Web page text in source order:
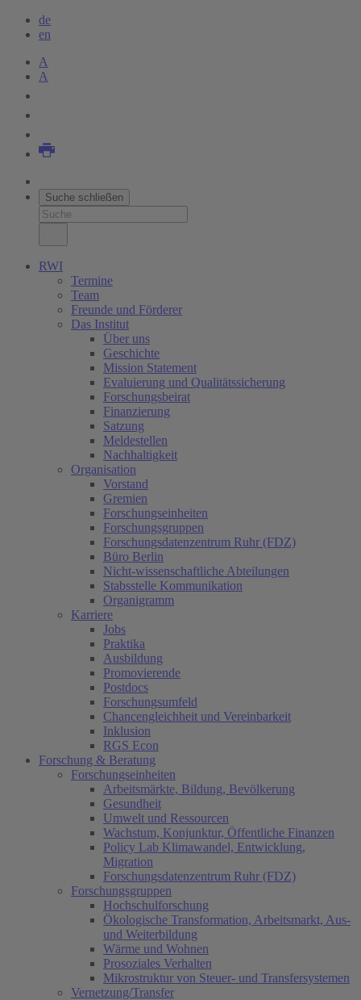
de
en
A
A
Suche schließen
RWI
Termine
Team
Freunde und Förderer
Das Institut
Über uns
Geschichte
Mission Statement
Evaluierung und Qualitätssicherung
Forschungsbeirat
Finanzierung
Satzung
Meldestellen
Nachhaltigkeit
Organisation
Vorstand
Gremien
Forschungseinheiten
Forschungsgruppen
Forschungsdatenzentrum Ruhr (FDZ)
Büro Berlin
Nicht-wissenschaftliche Abteilungen
Stabsstelle Kommunikation
Organigramm
Karriere
Jobs
Praktika
Ausbildung
Promovierende
Postdocs
Forschungsumfeld
Chancengleichheit und Vereinbarkeit
Inklusion
RGS Econ
Forschung & Beratung
Forschungseinheiten
Arbeitsmärkte, Bildung, Bevölkerung
Gesundheit
Umwelt und Ressourcen
Wachstum, Konjunktur, Öffentliche Finanzen
Policy Lab Klimawandel, Entwicklung,
Migration
Forschungsdatenzentrum Ruhr (FDZ)
Forschungsgruppen
Hochschulforschung
Ökologische Transformation, Arbeitsmarkt, Aus-
und Weiterbildung
Wärme und Wohnen
Prosoziales Verhalten
Mikrostruktur von Steuer- und Transfersystemen
Vernetzung/Transfer